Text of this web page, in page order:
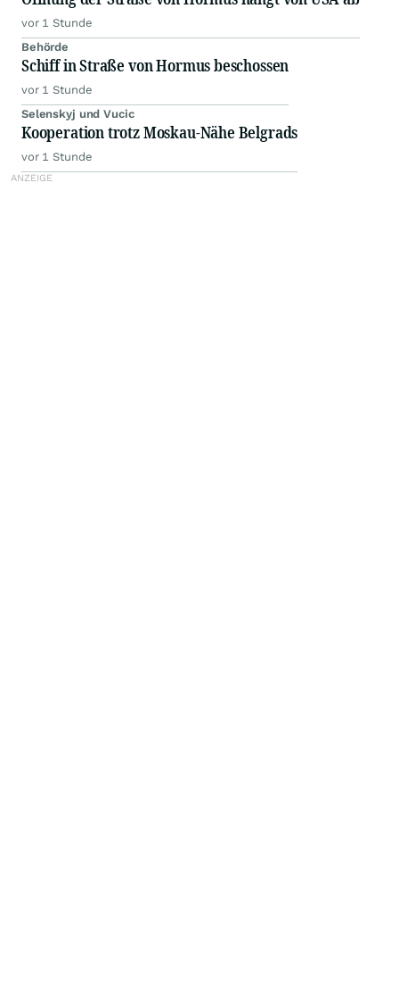
vor 1 Stunde
Behörde
Schiff in Straße von Hormus beschossen
vor 1 Stunde
Selenskyj und Vucic
Kooperation trotz Moskau-Nähe Belgrads
vor 1 Stunde